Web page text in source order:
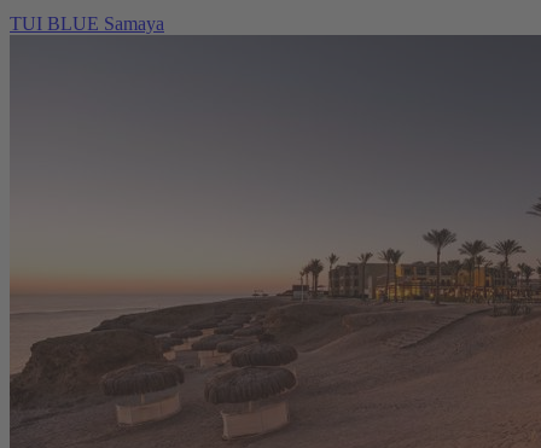
TUI BLUE Samaya